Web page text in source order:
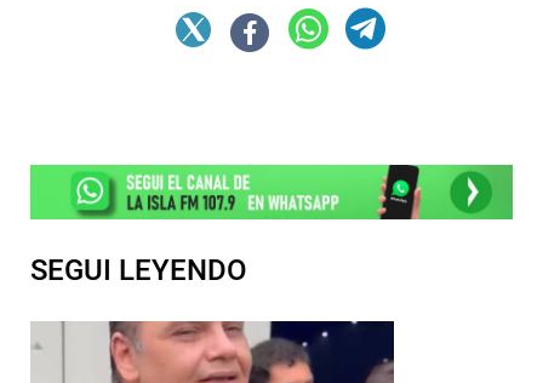
SEGUI LEYENDO